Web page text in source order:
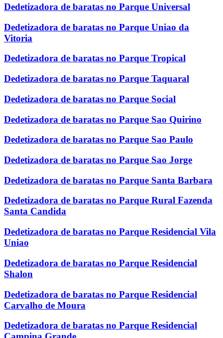
Dedetizadora de baratas no Parque Universal
Dedetizadora de baratas no Parque Uniao da
Vitoria
Dedetizadora de baratas no Parque Tropical
Dedetizadora de baratas no Parque Taquaral
Dedetizadora de baratas no Parque Social
Dedetizadora de baratas no Parque Sao Quirino
Dedetizadora de baratas no Parque Sao Paulo
Dedetizadora de baratas no Parque Sao Jorge
Dedetizadora de baratas no Parque Santa Barbara
Dedetizadora de baratas no Parque Rural Fazenda
Santa Candida
Dedetizadora de baratas no Parque Residencial Vila
Uniao
Dedetizadora de baratas no Parque Residencial
Shalon
Dedetizadora de baratas no Parque Residencial
Carvalho de Moura
Dedetizadora de baratas no Parque Residencial